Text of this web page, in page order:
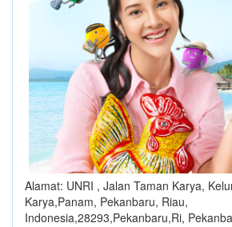
Alamat: UNRI , Jalan Taman Karya,
Karya,Panam, Pekanbaru, Riau,
Indonesia,28293,Pekanbaru,Ri,